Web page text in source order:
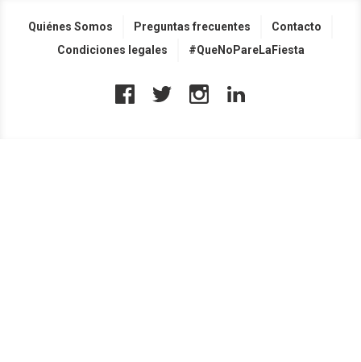
Quiénes Somos Preguntas frecuentes
Contacto
Condiciones legales
#QueNoPareLaFiesta